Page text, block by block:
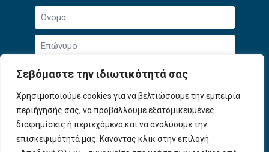
Σεβόμαστε την ιδιωτικότητά σας
Χρησιμοποιούμε cookies για να βελτιώσουμε την εμπειρία
περιήγησής σας, να προβάλλουμε εξατομικευμένες
διαφημίσεις ή περιεχόμενο και να αναλύουμε την
επισκεψιμότητά μας. Κάνοντας κλικ στην επιλογή
Όνομα
Επώνυμο
Email
*
Αποδοχή
όρων
χρήσης
*
Συμφωνώ με την Πολιτική Απορρήτουκαι τους
Όρους Χρήσης.
Εγγραφή